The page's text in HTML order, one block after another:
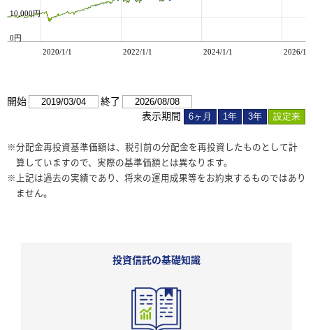
2020/1/1 2022/1/1 2024/1/1 2026/1/1
0円
10,000円
開始
終了
表示期間
※分配金再投資基準価額は、税引前の分配金を再投資したものとして計
算していますので、実際の基準価額とは異なります。
※上記は過去の実績であり、将来の運用成果等をお約束するものではあり
ません。
投資信託の基礎知識